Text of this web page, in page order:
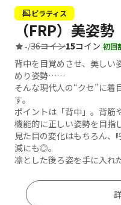
ピラティス
（FRP）美姿勢
-/36コイン15コイン 初回
背中を目覚めさせ、美しい
めり姿勢……
そんな現代人の“クセ”に着
す。
ポイントは「背中」。背筋
機能的に正しい姿勢を目指
見た目の変化はもちろん、
減にも◎。
凛とした後ろ姿を手に入れ